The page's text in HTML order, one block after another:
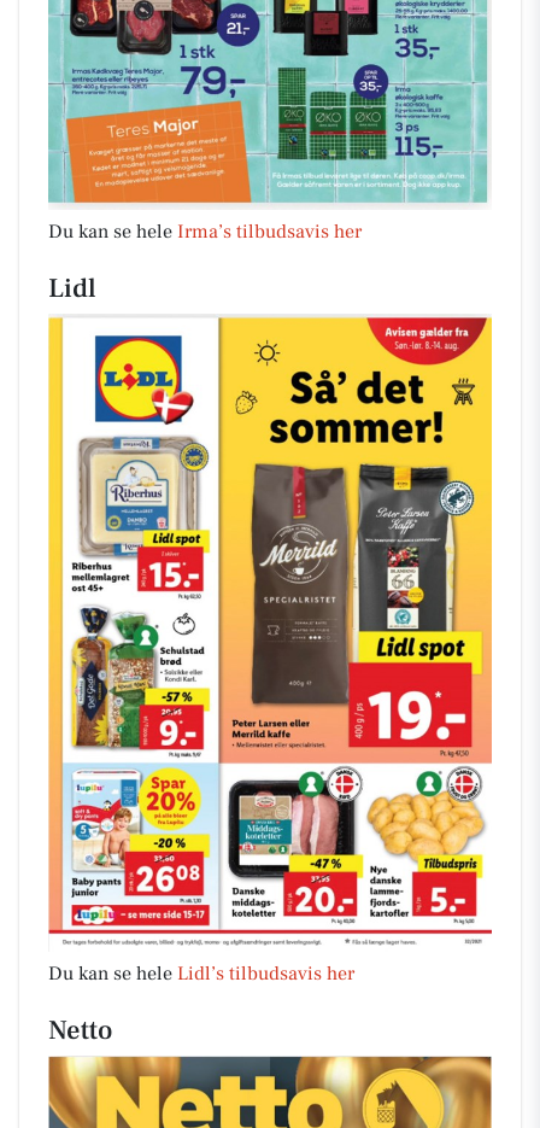
Du kan se hele Irma’s tilbudsavis her
Lidl
Du kan se hele Lidl’s tilbudsavis her
Netto